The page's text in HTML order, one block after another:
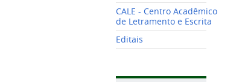
CALE - Centro Acadêmico
de Letramento e Escrita
Editais